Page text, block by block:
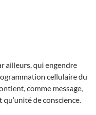
ailleurs, qui engendre
cellulaire du
comme message,
qu’unité de conscience.